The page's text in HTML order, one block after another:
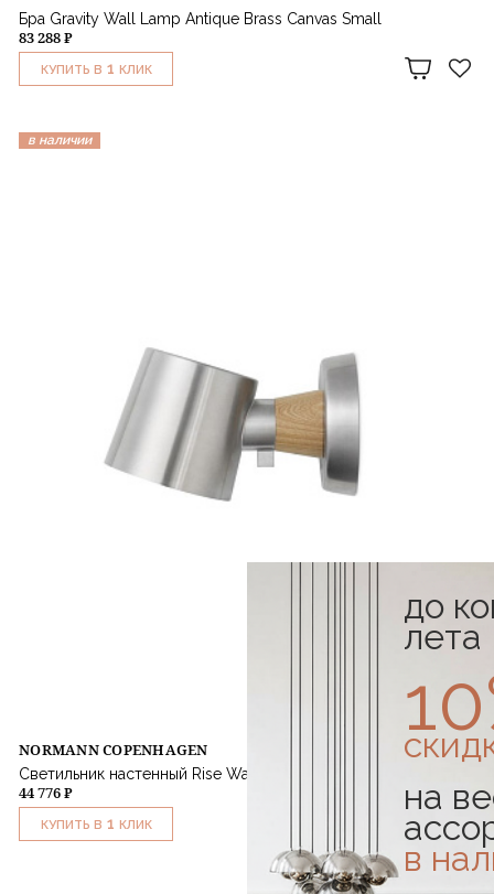
Бра Gravity Wall Lamp Antique Brass Canvas Small
83 288 ₽
КУПИТЬ В 1 КЛИК
в наличии
NORMANN COPENHAGEN
Светильник настенный Rise Wall Lamp EU Stainless Steel
44 776 ₽
КУПИТЬ В 1 КЛИК
до
лета
на
в